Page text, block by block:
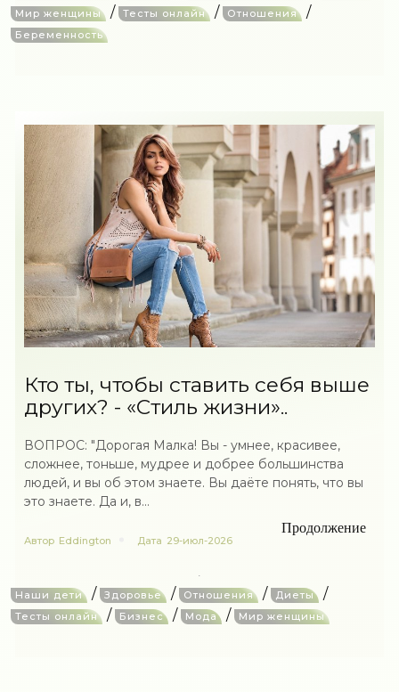
Мир женщины / Тесты онлайн / Отношения /
Беременность
Кто ты, чтобы ставить себя выше
других? - «Стиль жизни»..
ВОПРОС: "Дорогая Малка! Вы - умнее, красивее,
сложнее, тоньше, мудрее и добрее большинства
людей, и вы об этом знаете. Вы даёте понять, что вы
это знаете. Да и, в...
Продолжение
Автор Eddington Дата 29-июл-2026
Наши дети / Здоровье / Отношения / Диеты /
Тесты онлайн / Бизнес / Мода / Мир женщины